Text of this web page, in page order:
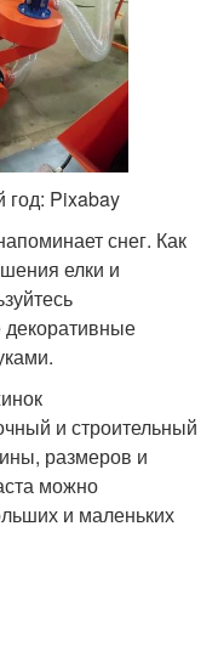
год: Pixabay
снег. Как
елки и
декоративные
и строительный
размеров и
можно
и маленьких